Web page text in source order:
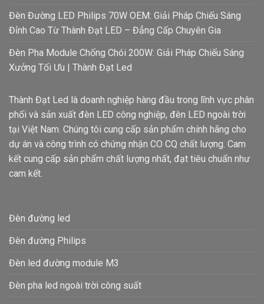
Đèn Đường LED Philips 70W OEM: Giải Pháp Chiếu Sáng
Đỉnh Cao Từ Thành Đạt LED – Đẳng Cấp Chuyên Gia
Đèn Pha Module Chống Chói 200W: Giải Pháp Chiếu Sáng
Xưởng Tối Ưu | Thành Đạt Led
Thành Đạt Led là doanh nghiệp hàng đầu trong lĩnh vực phân
phối và sản xuất đèn LED công nghiệp, đèn LED ngoài trời
tại Việt Nam. Chúng tôi cung cấp sản phẩm chính hãng cho
dự án và công trình có chứng nhận CO CQ chất lượng. Cam
kết cung cấp sản phẩm chất lượng nhất, đạt tiêu chuẩn như
cam kết.
Đèn đường led
Đèn đường Philips
Đèn led đường module M3
Đèn pha led ngoài trời công suất